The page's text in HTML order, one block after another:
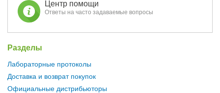
Центр помощи
Ответы на часто задаваемые вопросы
Разделы
Лабораторные протоколы
Доставка и возврат покупок
Официальные дистрибьюторы